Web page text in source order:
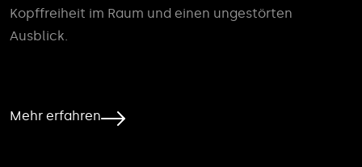
Kopffreiheit im Raum und einen ungestörten
Ausblick.
Mehr erfahren